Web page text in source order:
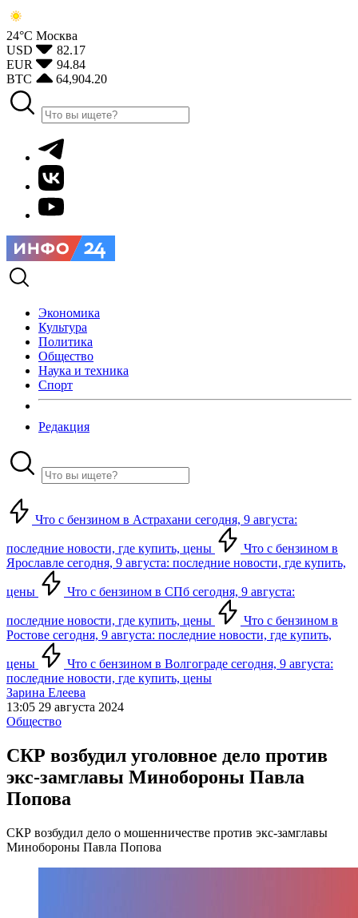
24°С Москва
USD
82.17
EUR
94.84
BTC
64,904.20
Экономика
Культура
Политика
Общество
Наука и техника
Спорт
Редакция
Что с бензином в Астрахани сегодня, 9 августа:
последние новости, где купить, цены
Что с бензином в
Ярославле сегодня, 9 августа: последние новости, где купить,
цены Что с бензином в СПб сегодня, 9 августа:
последние новости, где купить, цены
Что с бензином в
Ростове сегодня, 9 августа: последние новости, где купить,
цены
Что с бензином в Волгограде сегодня, 9 августа:
последние новости, где купить, цены
Зарина Елеева
13:05 29 августа 2024
Общество
СКР возбудил уголовное дело против
экс-замглавы Минобороны Павла
Попова
СКР возбудил дело о мошенничестве против экс-замглавы
Минобороны Павла Попова